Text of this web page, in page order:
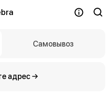
Самовывоз
адрес →